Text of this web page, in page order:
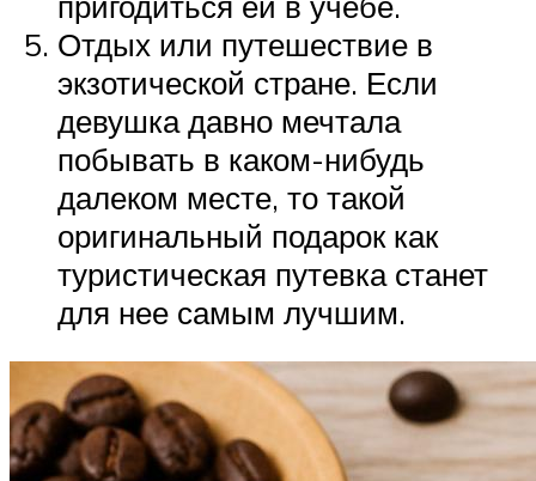
Отдых или путешествие в
экзотической стране. Если
девушка давно мечтала
побывать в каком-нибудь
далеком месте, то такой
оригинальный подарок как
туристическая путевка станет
для нее самым лучшим.